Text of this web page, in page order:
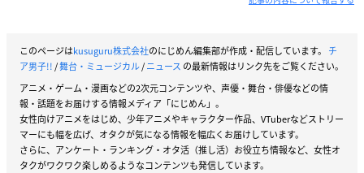
このページはkusuguru株式会社のにじめん編集部が作成・配信しています。 チ
ア男子!!/舞台・ミュージカル/ニュース の最新情報はリンク先をご覧ください。
アニメ・ゲーム・漫画などの2次元コンテンツや、声優・舞台・俳優などの情
報・話題をお届けする情報メディア「にじめん」。
女性向けアニメをはじめ、少年アニメやキャラクター作品、VTuberなどストリー
マーにも幅を広げ、オタクが気になる情報を幅広くお届けしています。
さらに、アンケート・ランキング・オタ活（推し活）お役立ち情報など、女性オ
タクがワクワク楽しめるようなコンテンツも発信しています。